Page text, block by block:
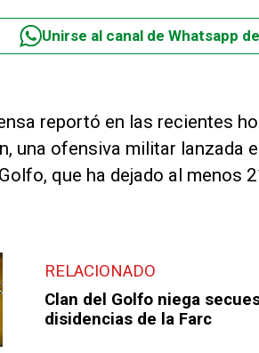
Unirse al canal de Whatsapp
reportó en las recientes
una ofensiva militar lanzada
que ha dejado al
RELACIONADO
Clan del Golfo niega
disidencias de la Farc